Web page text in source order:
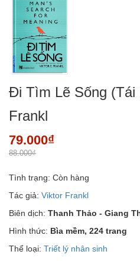
Đi Tìm Lẽ Sống (Tái
Frankl
79.000₫
88.000₫
Tình trạng: Còn hàng
Tác giả: Viktor Frankl
Biên dịch: Thanh Thảo - Giang
Hình thức: Bìa mềm, 224 trang
Thể loại: Triết lý nhân sinh